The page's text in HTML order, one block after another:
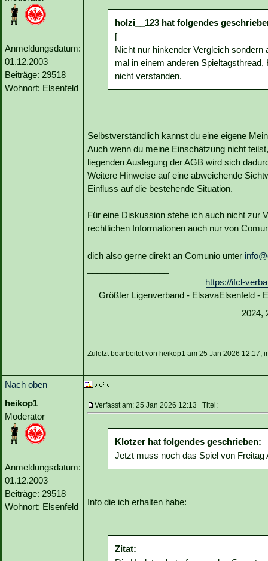
Anmeldungsdatum:
01.12.2003
Beiträge: 29518
Wohnort: Elsenfeld
holzi__123 hat folgendes
[
Nicht nur hinkender Vergleich
mal in einem anderen
nicht verstanden.
Selbstverständlich kannst du eine eigene
Auch wenn du meine Einschätzung nicht
liegenden Auslegung der AGB wird sich
Weitere Hinweise auf eine abweichende
Einfluss auf die bestehende Situation.
Für eine Diskussion stehe ich auch nicht zur
rechtlichen Informationen auch nur von
dich also gerne direkt an Comunio unter
https://ifcl-
Größter Ligenverband - ElsavaElsenfeld -
2024,
Zuletzt bearbeitet von heikop1 am 25 Jan 2026 12:17,
Nach oben
heikop1
Moderator
Anmeldungsdatum:
01.12.2003
Beiträge: 29518
Wohnort: Elsenfeld
Verfasst am: 25 Jan 2026 12:13 Titel:
Klotzer hat folgendes geschrieben:
Jetzt muss noch das Spiel von Freitag
Info die ich erhalten habe:
Zitat: